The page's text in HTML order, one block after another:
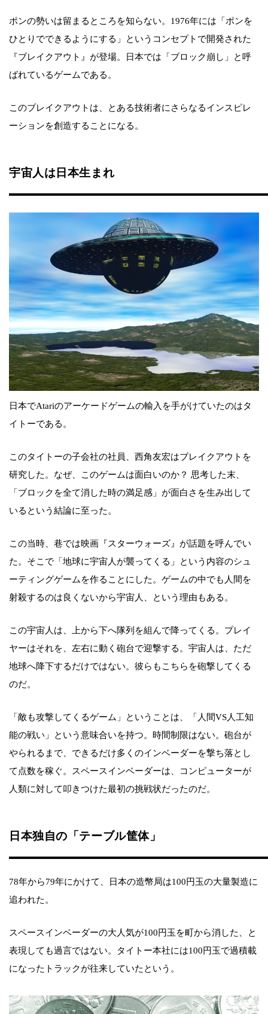
ポンの勢いは留まるところを知らない。1976年には「ポンを
ひとりでできるようにする」というコンセプトで開発された
『ブレイクアウト』が登場。日本では「ブロック崩し」と呼
ばれているゲームである。
このブレイクアウトは、とある技術者にさらなるインスピレ
ーションを創造することになる。
宇宙人は日本生まれ
日本でAtariのアーケードゲームの輸入を手がけていたのはタ
イトーである。
このタイトーの子会社の社員、西角友宏はブレイクアウトを
研究した。なぜ、このゲームは面白いのか？ 思考した末、
「ブロックを全て消した時の満足感」が面白さを生み出して
いるという結論に至った。
この当時、巷では映画『スターウォーズ』が話題を呼んでい
た。そこで「地球に宇宙人が襲ってくる」という内容のシュ
ーティングゲームを作ることにした。ゲームの中でも人間を
射殺するのは良くないから宇宙人、という理由もある。
この宇宙人は、上から下へ隊列を組んで降ってくる。プレイ
ヤーはそれを、左右に動く砲台で迎撃する。宇宙人は、ただ
地球へ降下するだけではない。彼らもこちらを砲撃してくる
のだ。
「敵も攻撃してくるゲーム」ということは、「人間VS人工知
能の戦い」という意味合いを持つ。時間制限はない。砲台が
やられるまで、できるだけ多くのインベーダーを撃ち落とし
て点数を稼ぐ。スペースインベーダーは、コンピューターが
人類に対して叩きつけた最初の挑戦状だったのだ。
日本独自の「テーブル筐体」
78年から79年にかけて、日本の造幣局は100円玉の大量製造に
追われた。
スペースインベーダーの大人気が100円玉を町から消した、と
表現しても過言ではない。タイトー本社には100円玉で過積載
になったトラックが往来していたという。